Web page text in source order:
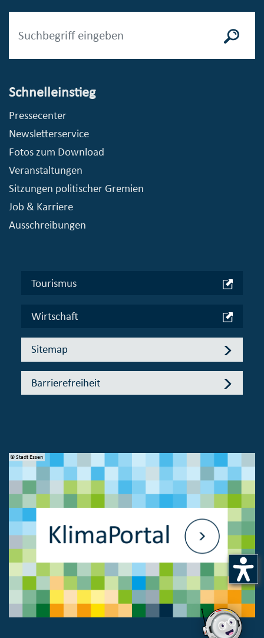
Schnelleinstieg
Pressecenter
Newsletterservice
Fotos zum Download
Veranstaltungen
Sitzungen politischer Gremien
Job & Karriere
Ausschreibungen
Tourismus
Wirtschaft
Sitemap
Barrierefreiheit
© Stadt Essen